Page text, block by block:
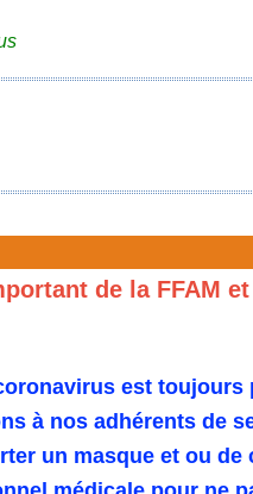
de la FFAM
est toujours
à nos adhérents de
un masque et ou de